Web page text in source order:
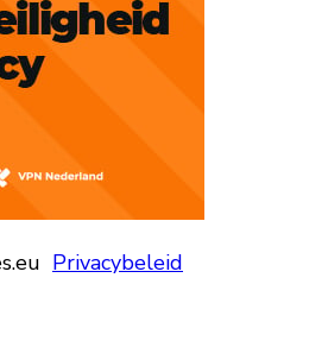
Privacybeleid